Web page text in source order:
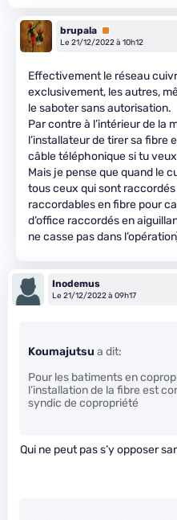
brupala Premium
Le 21/12/2022 à 10h12
Effectivement le réseau
exclusivement, les autres,
le saboter sans autorisation.
Par contre à l’intérieur de la
l’installateur de tirer sa fibre
câble téléphonique si tu
Mais je pense que quand le
tous ceux qui sont
raccordables en fibre pour
d’office raccordés en
ne casse pas dans
Inodemus
Le 21/12/2022 à 09h17
Koumajutsu a dit:
Pour les batiments en
l’installation de la fibre est
syndic de copropriété
Qui ne peut pas s’y opposer